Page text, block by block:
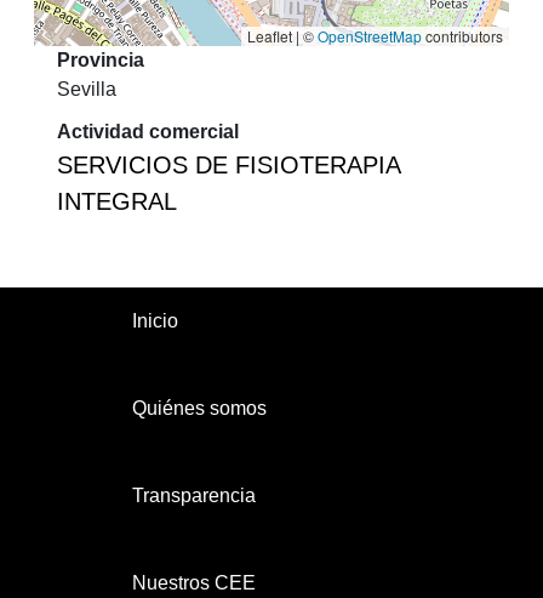
Leaflet | ©OpenStreetMapcontributors
Provincia
Sevilla
Actividad comercial
SERVICIOS DE FISIOTERAPIA
INTEGRAL
Inicio
Quiénes somos
Transparencia
Nuestros CEE